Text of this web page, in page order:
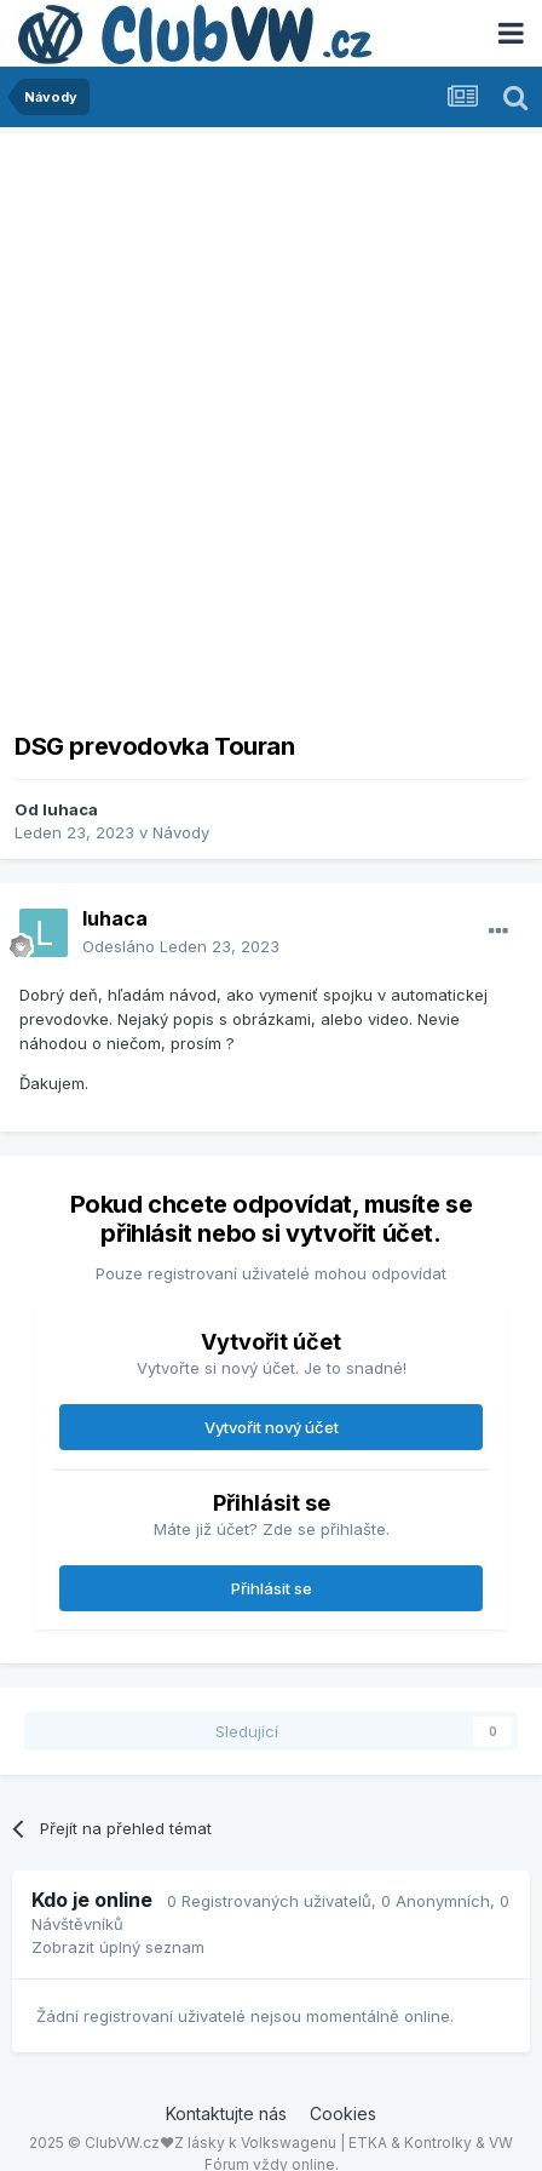
Návody
DSG prevodovka Touran
Od luhaca
Leden 23, 2023 v Návody
luhaca
Odesláno Leden 23, 2023
Dobrý deň, hľadám návod, ako vymeniť spojku v automatickej
prevodovke. Nejaký popis s obrázkami, alebo video. Nevie
náhodou o niečom, prosím ?
Ďakujem.
Pokud chcete odpovídat, musíte se
přihlásit nebo si vytvořit účet.
Pouze registrovaní uživatelé mohou odpovídat
Vytvořit účet
Vytvořte si nový účet. Je to snadné!
Vytvořit nový účet
Přihlásit se
Máte již účet? Zde se přihlašte.
Přihlásit se
Sledující 0
Přejít na přehled témat
Kdo je online 0 Registrovaných uživatelů, 0 Anonymních, 0
Návštěvníků
Zobrazit úplný seznam
Žádní registrovaní uživatelé nejsou momentálně online.
Kontaktujte nás Cookies
2025 © ClubVW.cz❤Z lásky k Volkswagenu | ETKA & Kontrolky & VW
Fórum vždy online.